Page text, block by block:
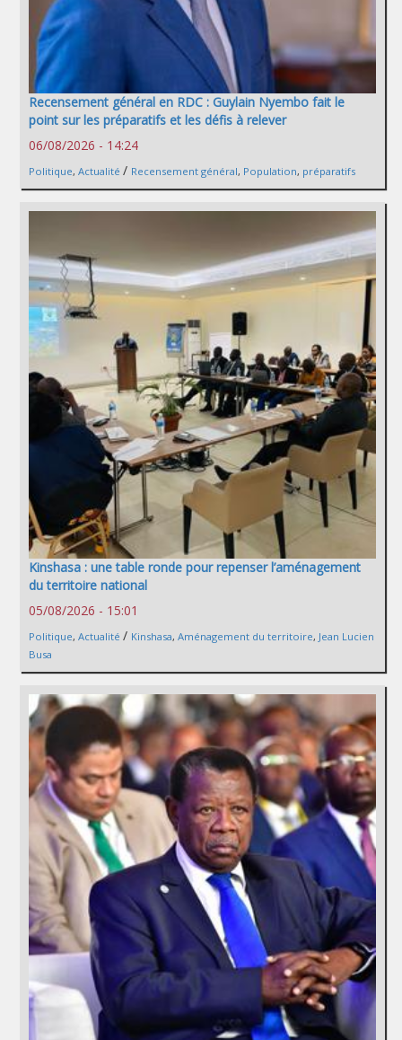
Recensement général en RDC : Guylain Nyembo fait le
point sur les préparatifs et les défis à relever
06/08/2026 - 14:24
Politique, Actualité / Recensement général, Population, préparatifs
Kinshasa : une table ronde pour repenser l’aménagement
du territoire national
05/08/2026 - 15:01
Politique, Actualité / Kinshasa, Aménagement du territoire, Jean Lucien
Busa